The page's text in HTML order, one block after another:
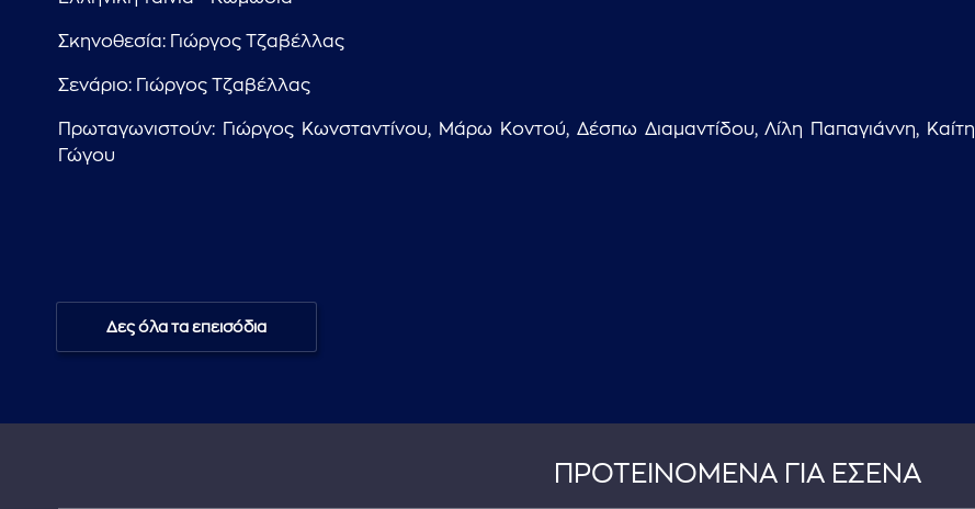
Σκηνοθεσία: Γιώργος Τζαβέλλας
Σενάριο: Γιώργος Τζαβέλλας
Πρωταγωνιστούν: Γιώργος Κωνσταντίνου, Μάρω Κοντού, Δέσπω Διαμαντίδου, Λίλη Παπαγιάννη,
Γώγου
Δες όλα τα επεισόδια
ΠΡΟΤΕΙΝΟΜΕΝΑ ΓΙΑ ΕΣΕΝΑ